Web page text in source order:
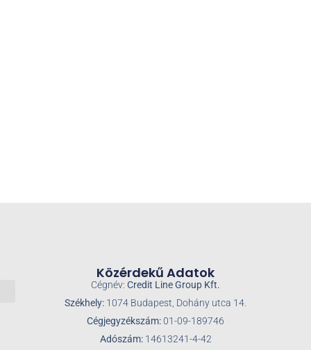
Közérdekű Adatok
Cégnév: Credit Line Group Kft.
Székhely: 1074 Budapest, Dohány utca 14.
Cégjegyzékszám:01-09-189746
Adószám:14613241-4-42